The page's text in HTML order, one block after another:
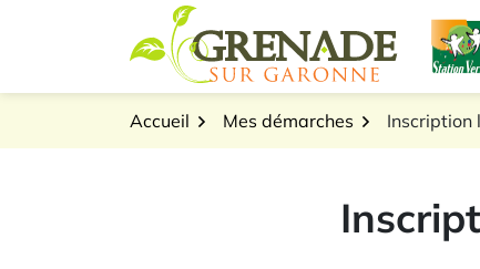
Logo Grenade sur
Accueil Mes démarches Inscription